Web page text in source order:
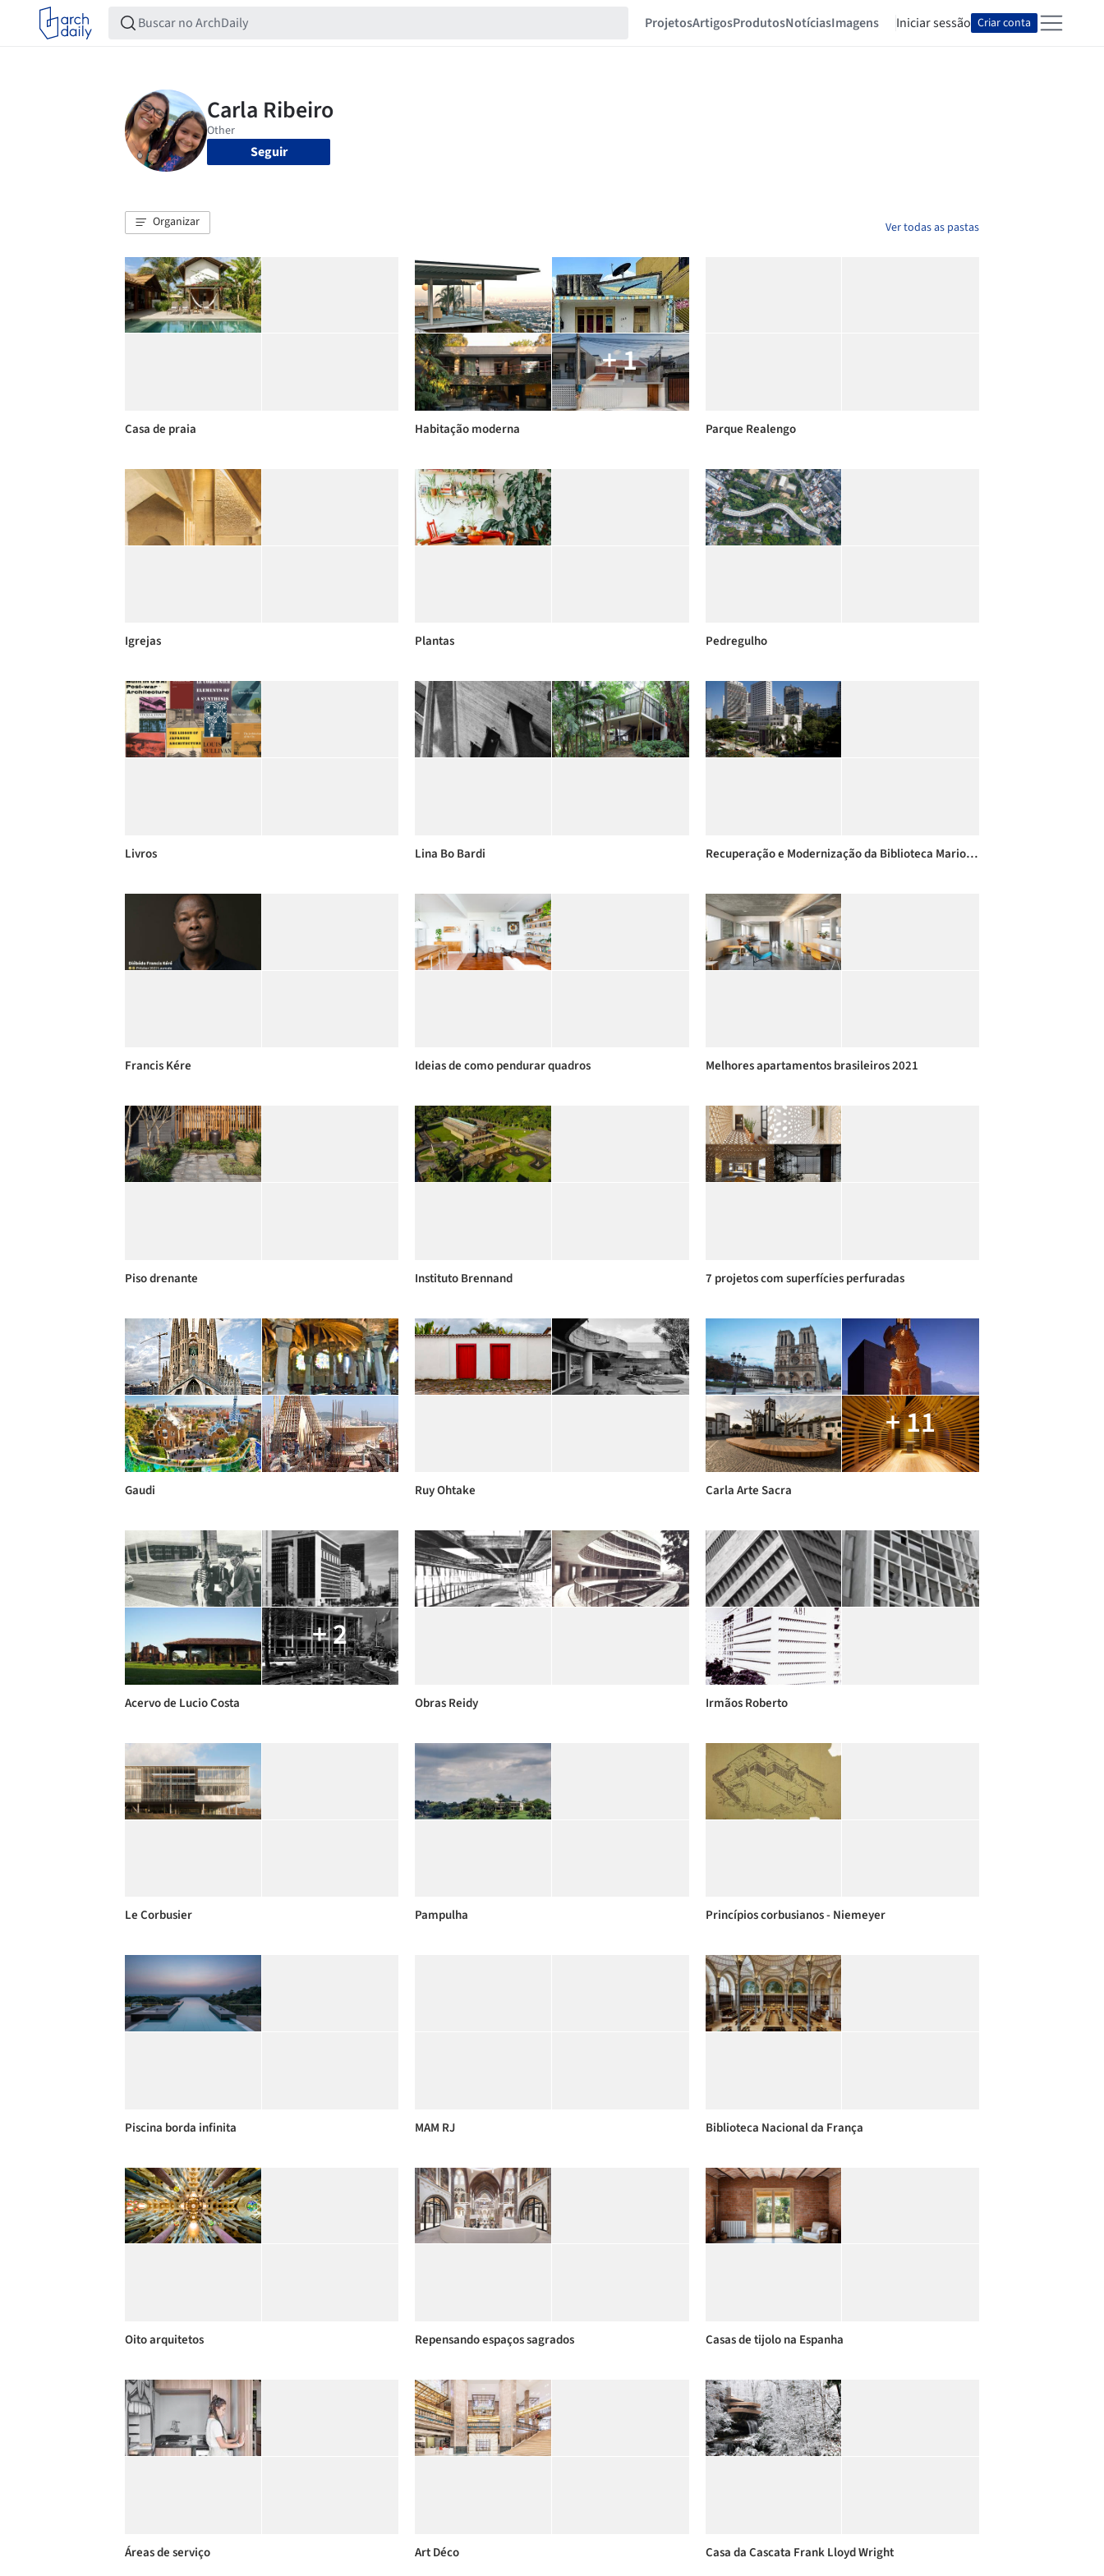
ProjetosArtigosProdutosNotíciasImagens Iniciar sessão Criar conta
Seguir
Organizar Ver todas as pastas
Casa de praia
+ 1
Habitação moderna Parque Realengo
Igrejas Plantas Pedregulho
Livros Lina Bo Bardi Recuperação e Modernização da Biblioteca Mario de Andrade
Francis Kére Ideias de como pendurar quadros Melhores apartamentos brasileiros 2021
Piso drenante Instituto Brennand 7 projetos com superfícies perfuradas
Gaudi Ruy Ohtake
+ 11
Carla Arte Sacra
+ 2
Acervo de Lucio Costa Obras Reidy Irmãos Roberto
Le Corbusier Pampulha Princípios corbusianos - Niemeyer
Piscina borda infinita MAM RJ Biblioteca Nacional da França
Oito arquitetos Repensando espaços sagrados Casas de tijolo na Espanha
Áreas de serviço Art Déco Casa da Cascata Frank Lloyd Wright